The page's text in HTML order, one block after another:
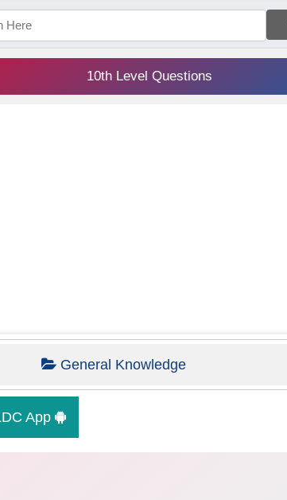
10th Level Questions
General Knowledge
App